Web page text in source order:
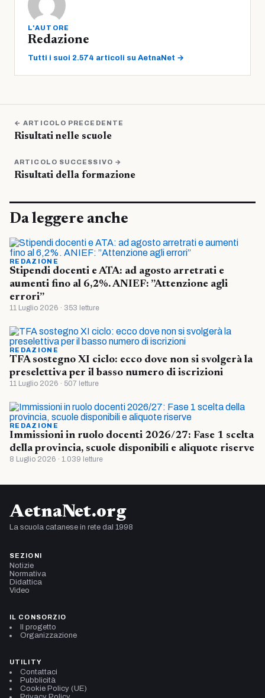
L'AUTORE
Redazione
Tutti i suoi 2.574 articoli su AetnaNet →
← ARTICOLO PRECEDENTE
Risultati nelle scuole
ARTICOLO SUCCESSIVO →
Risultati della formazione
Da leggere anche
REDAZIONE
Stipendi docenti e ATA: ad agosto arretrati e
aumenti fino al 6,2%. ANIEF: ”Attenzione agli
errori”
11 Luglio 2026 · 353 letture
REDAZIONE
TFA sostegno XI ciclo: ecco dove non si svolgerà la
preselettiva per il basso numero di iscrizioni
11 Luglio 2026 · 507 letture
REDAZIONE
Immissioni in ruolo docenti 2026/27: Fase 1 scelta
della provincia, scuole disponibili e aliquote riserve
8 Luglio 2026 · 1.039 letture
AetnaNet.org
La scuola catanese in rete dal 1998
SEZIONI
Notizie
Normativa
Didattica
Video
IL CONSORZIO
Il progetto
Organizzazione
UTILITY
Contattaci
Pubblicità
Cookie Policy (UE)